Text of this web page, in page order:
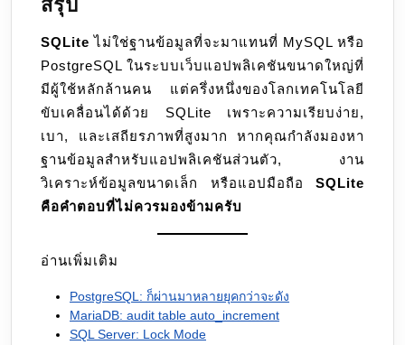
สรุป
SQLite ไม่ใช่ฐานข้อมูลที่จะมาแทนที่ MySQL หรือ
PostgreSQL ในระบบเว็บแอปพลิเคชันขนาดใหญ่ที่
มีผู้ใช้หลักล้านคน แต่ครึ่งหนึ่งของโลกเทคโนโลยี
ขับเคลื่อนได้ด้วย SQLite เพราะความเรียบง่าย,
เบา, และเสถียรภาพที่สูงมาก หากคุณกำลังมองหา
ฐานข้อมูลสำหรับแอปพลิเคชันส่วนตัว, งาน
วิเคราะห์ข้อมูลขนาดเล็ก หรือแอปมือถือ SQLite
คือคำตอบที่ไม่ควรมองข้ามครับ
อ่านเพิ่มเติม
PostgreSQL: ก็ผ่านมาหลายยุคกว่าจะดัง
MariaDB: audit table auto_increment
SQL Server: Lock Mode